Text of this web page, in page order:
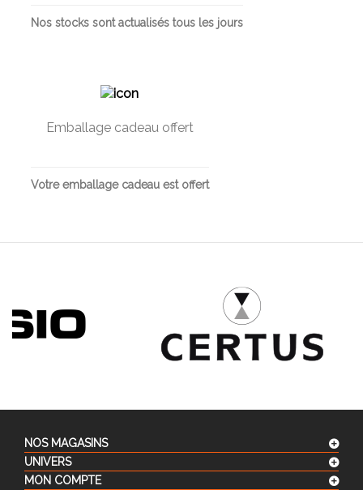
Nos stocks sont actualisés tous les jours
Emballage cadeau offert
Votre emballage cadeau est offert
NOS MAGASINS
UNIVERS
MON COMPTE